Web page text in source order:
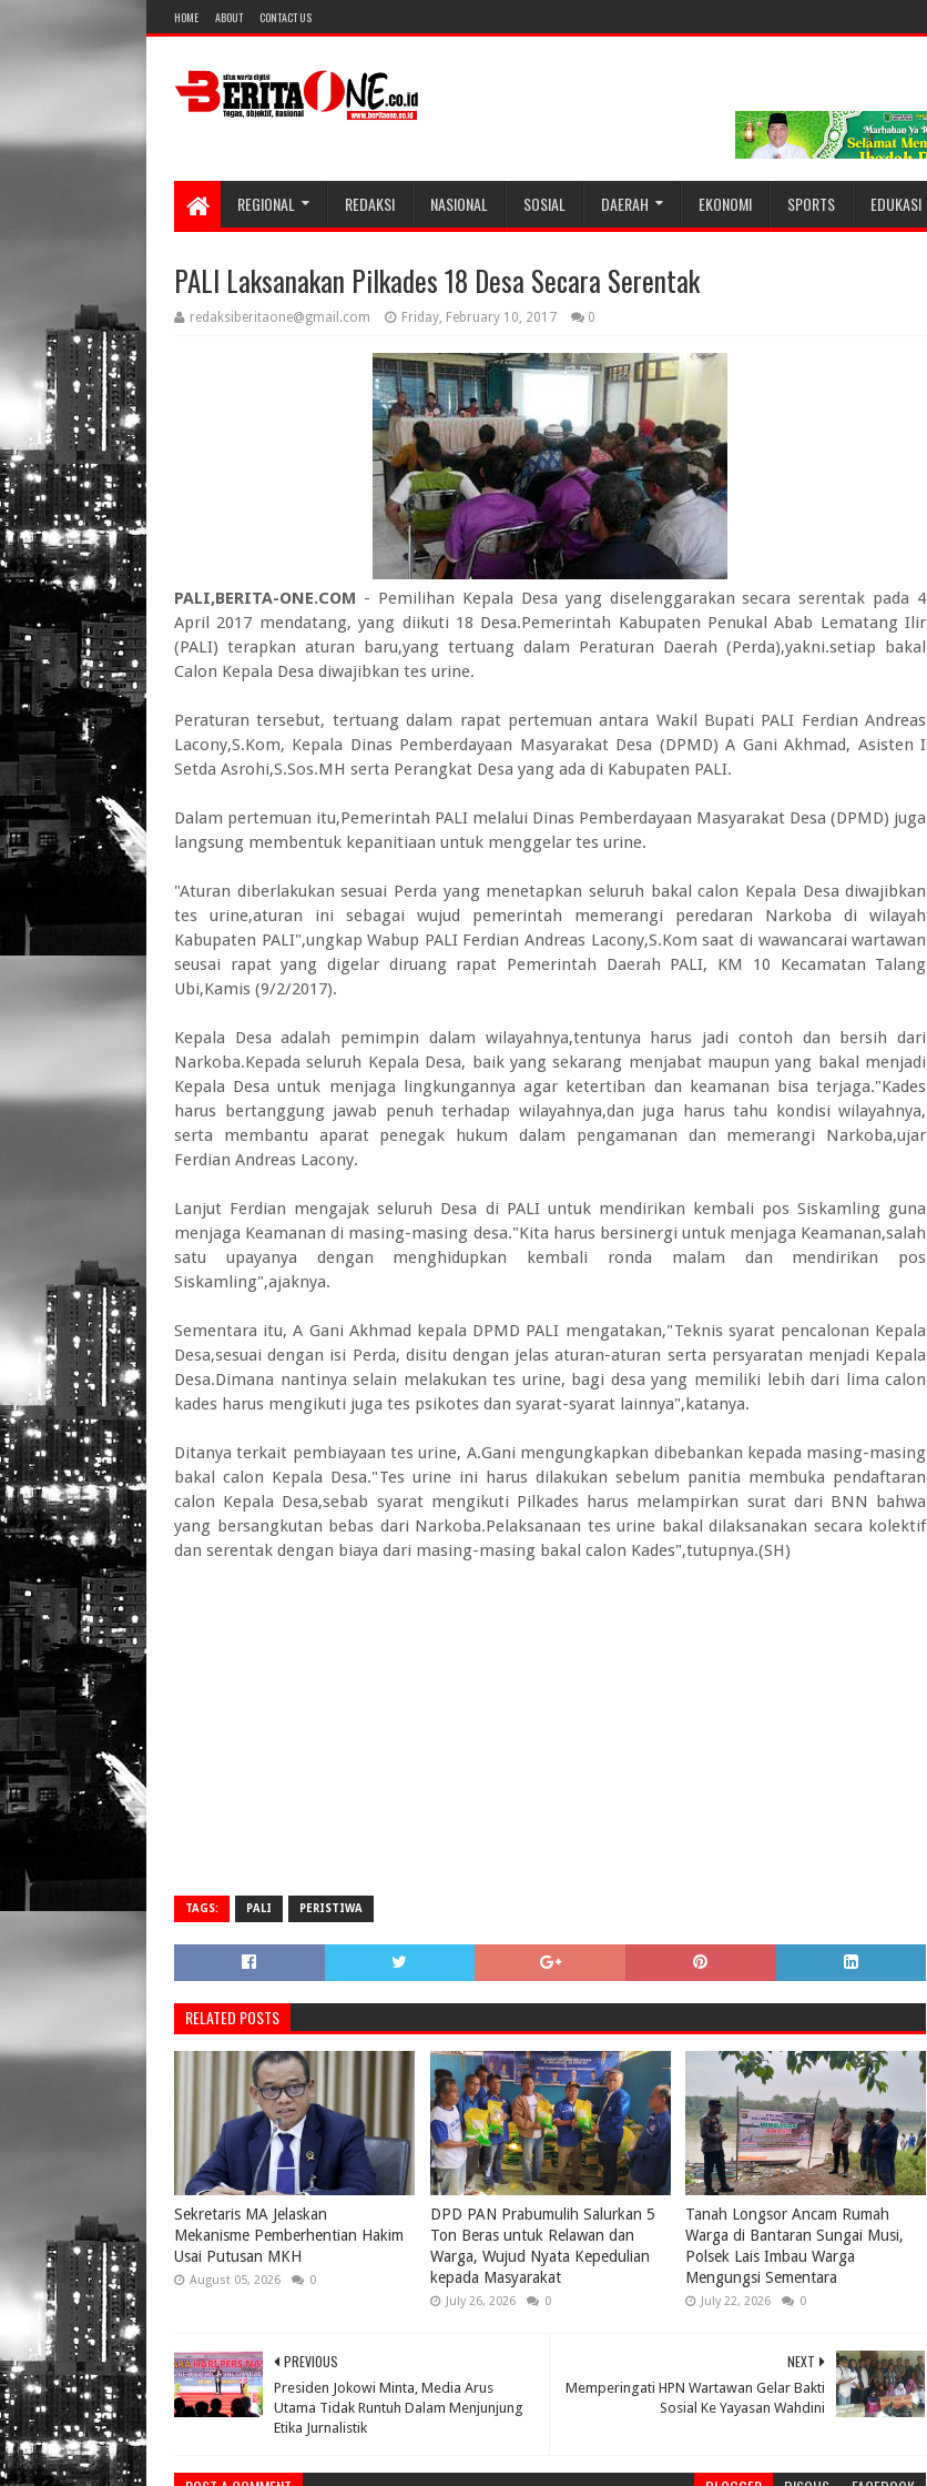
HOME ABOUT CONTACT US
REGIONAL REDAKSI NASIONAL SOSIAL DAERAH EKONOMI SPORTS EDUKASI
PALI Laksanakan Pilkades 18 Desa Secara Serentak
redaksiberitaone@gmail.com Friday, February 10, 2017 0
PALI,BERITA-ONE.COM - Pemilihan Kepala Desa yang diselenggarakan secara serentak pada 4
April 2017 mendatang, yang diikuti 18 Desa.Pemerintah Kabupaten Penukal Abab Lematang Ilir
(PALI) terapkan aturan baru,yang tertuang dalam Peraturan Daerah (Perda),yakni.setiap bakal
Calon Kepala Desa diwajibkan tes urine.
Peraturan tersebut, tertuang dalam rapat pertemuan antara Wakil Bupati PALI Ferdian Andreas
Lacony,S.Kom, Kepala Dinas Pemberdayaan Masyarakat Desa (DPMD) A Gani Akhmad, Asisten I
Setda Asrohi,S.Sos.MH serta Perangkat Desa yang ada di Kabupaten PALI.
Dalam pertemuan itu,Pemerintah PALI melalui Dinas Pemberdayaan Masyarakat Desa (DPMD) juga
langsung membentuk kepanitiaan untuk menggelar tes urine.
"Aturan diberlakukan sesuai Perda yang menetapkan seluruh bakal calon Kepala Desa diwajibkan
tes urine,aturan ini sebagai wujud pemerintah memerangi peredaran Narkoba di wilayah
Kabupaten PALI",ungkap Wabup PALI Ferdian Andreas Lacony,S.Kom saat di wawancarai wartawan
seusai rapat yang digelar diruang rapat Pemerintah Daerah PALI, KM 10 Kecamatan Talang
Ubi,Kamis (9/2/2017).
Kepala Desa adalah pemimpin dalam wilayahnya,tentunya harus jadi contoh dan bersih dari
Narkoba.Kepada seluruh Kepala Desa, baik yang sekarang menjabat maupun yang bakal menjadi
Kepala Desa untuk menjaga lingkungannya agar ketertiban dan keamanan bisa terjaga."Kades
harus bertanggung jawab penuh terhadap wilayahnya,dan juga harus tahu kondisi wilayahnya,
serta membantu aparat penegak hukum dalam pengamanan dan memerangi Narkoba,ujar
Ferdian Andreas Lacony.
Lanjut Ferdian mengajak seluruh Desa di PALI untuk mendirikan kembali pos Siskamling guna
menjaga Keamanan di masing-masing desa."Kita harus bersinergi untuk menjaga Keamanan,salah
satu upayanya dengan menghidupkan kembali ronda malam dan mendirikan pos
Siskamling",ajaknya.
Sementara itu, A Gani Akhmad kepala DPMD PALI mengatakan,"Teknis syarat pencalonan Kepala
Desa,sesuai dengan isi Perda, disitu dengan jelas aturan-aturan serta persyaratan menjadi Kepala
Desa.Dimana nantinya selain melakukan tes urine, bagi desa yang memiliki lebih dari lima calon
kades harus mengikuti juga tes psikotes dan syarat-syarat lainnya",katanya.
Ditanya terkait pembiayaan tes urine, A.Gani mengungkapkan dibebankan kepada masing-masing
bakal calon Kepala Desa."Tes urine ini harus dilakukan sebelum panitia membuka pendaftaran
calon Kepala Desa,sebab syarat mengikuti Pilkades harus melampirkan surat dari BNN bahwa
yang bersangkutan bebas dari Narkoba.Pelaksanaan tes urine bakal dilaksanakan secara kolektif
dan serentak dengan biaya dari masing-masing bakal calon Kades",tutupnya.(SH)
TAGS: PALI PERISTIWA
RELATED POSTS
Sekretaris MA Jelaskan
Mekanisme Pemberhentian Hakim
Usai Putusan MKH
August 05, 2026 0
DPD PAN Prabumulih Salurkan 5
Ton Beras untuk Relawan dan
Warga, Wujud Nyata Kepedulian
kepada Masyarakat
July 26, 2026 0
Tanah Longsor Ancam Rumah
Warga di Bantaran Sungai Musi,
Polsek Lais Imbau Warga
Mengungsi Sementara
July 22, 2026 0
NEXT
Memperingati HPN Wartawan Gelar Bakti
Sosial Ke Yayasan Wahdini
PREVIOUS
Presiden Jokowi Minta, Media Arus
Utama Tidak Runtuh Dalam Menjunjung
Etika Jurnalistik